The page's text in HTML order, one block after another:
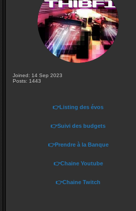
Joined: 14 Sep 2023
Posts: 1443
👉Listing des évos
👉Suivi des budgets
👉Prendre à la Banque
👉Chaine Youtube
👉Chaine Twitch